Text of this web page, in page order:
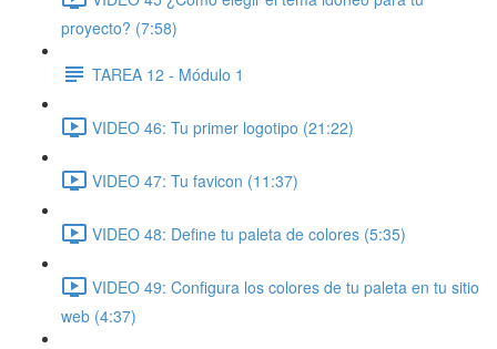
proyecto? (7:58)
TAREA 12 - Módulo 1
VIDEO 46: Tu primer logotipo (21:22)
VIDEO 47: Tu favicon (11:37)
VIDEO 48: Define tu paleta de colores (5:35)
VIDEO 49: Configura los colores de tu paleta en tu sitio
web (4:37)